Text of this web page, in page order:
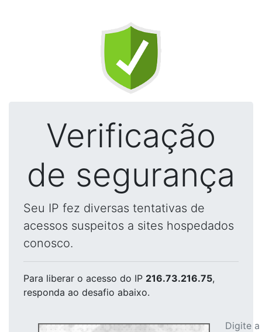
Verificação
de segurança
Seu IP fez diversas tentativas de
acessos suspeitos a sites hospedados
conosco.
Para liberar o acesso do IP 216.73.216.75,
responda ao desafio abaixo.
Digite